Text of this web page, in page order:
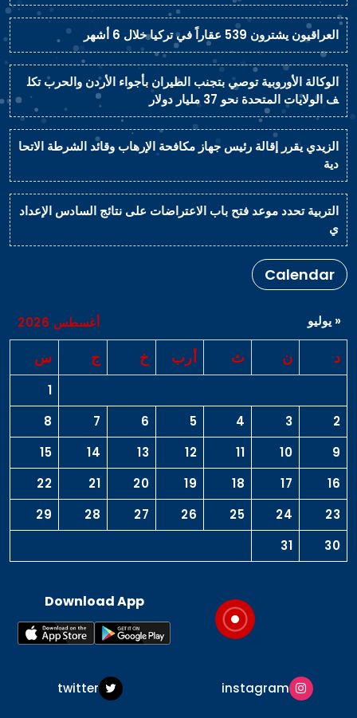
العراقيون يشترون 539 عقاراً في تركيا خلال 6 أشهر
الوكالة الأوروبية توصي بتجنب الطيران بأجواء الأردن والحرب تكل
ف الولايات المتحدة نحو 37 مليار دولار
الزيدي يقرر إقالة رئيس جهاز مكافحة الإرهاب وقائد الشرطة الاتحا
دية
التربية تحدد موعد فتح باب الاعتراضات على نتائج السادس الإعداد
ي
Calendar
أغسطس 2026
د ن ث أرب خ ج س
1
2
3
4
5
6
7
8
9
10
11
12
13
14
15
16
17
18
19
20
21
22
23
24
25
26
27
28
29
30
31
« يوليو
Download App
twitter instagram